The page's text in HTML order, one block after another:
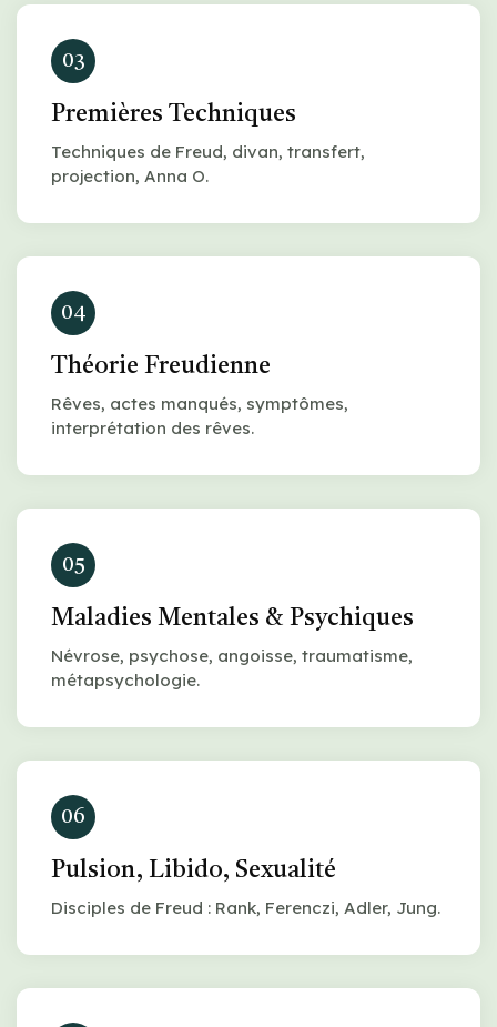
03
Premières Techniques
Techniques de Freud, divan, transfert,
projection, Anna O.
04
Théorie Freudienne
Rêves, actes manqués, symptômes,
interprétation des rêves.
05
Maladies Mentales & Psychiques
Névrose, psychose, angoisse, traumatisme,
métapsychologie.
06
Pulsion, Libido, Sexualité
Disciples de Freud : Rank, Ferenczi, Adler, Jung.